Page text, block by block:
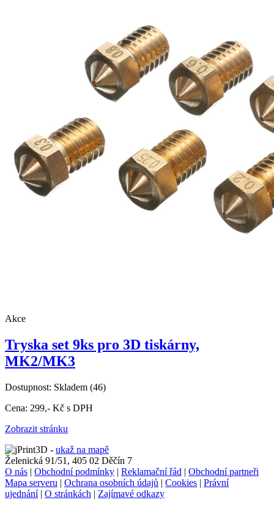
Akce
Tryska set 9ks pro 3D tiskárny,
MK2/MK3
Dostupnost: Skladem (46)
Cena: 299,- Kč s DPH
Zobrazit stránku
- ukaž na mapě
Želenická 91/51, 405 02 Děčín 7
O nás | Obchodní podmínky | Reklamační řád | Obchodní partneři
Mapa serveru | Ochrana osobních údajů | Cookies | Právní
ujednání| O stránkách | Zajímavé odkazy